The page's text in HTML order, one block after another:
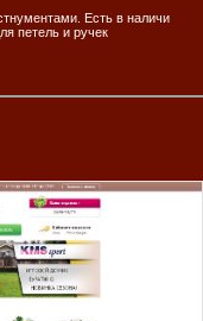
Есть в наличи
петель и ручек